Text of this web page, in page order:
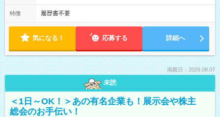
特徴 履歴書不要
気になる！ 応募する 詳細へ
掲載日：2026.08.07
未読
＜1日～OK！＞あの有名企業も！展示会や株主
総会のお手伝い！